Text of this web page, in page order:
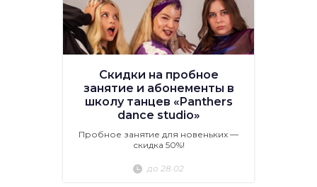
Скидки на пробное
занятие и абонементы в
школу танцев «Panthers
dance studio»
Пробное занятие для новеньких —
скидка 50%!
до 28.02